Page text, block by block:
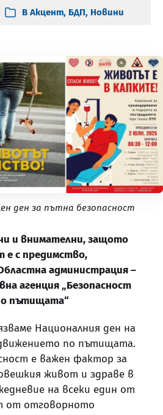
В Акцент, БДП, Новини
ден за пътна безопасност
и внимателни, защото
с предимство,
администрация –
агенция „Безопасност
пътищата“
Националния ден на
по пътищата.
е важен фактор за
живот и здраве в
на всеки един от
от отговорното